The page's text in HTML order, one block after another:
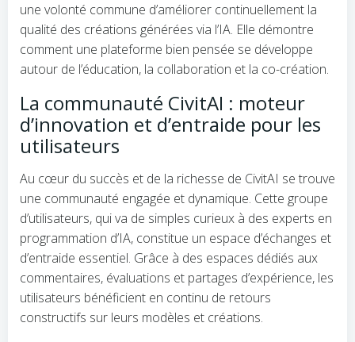
une volonté commune d’améliorer continuellement la
qualité des créations générées via l’IA. Elle démontre
comment une plateforme bien pensée se développe
autour de l’éducation, la collaboration et la co-création.
La communauté CivitAI : moteur
d’innovation et d’entraide pour les
utilisateurs
Au cœur du succès et de la richesse de CivitAI se trouve
une communauté engagée et dynamique. Cette groupe
d’utilisateurs, qui va de simples curieux à des experts en
programmation d’IA, constitue un espace d’échanges et
d’entraide essentiel. Grâce à des espaces dédiés aux
commentaires, évaluations et partages d’expérience, les
utilisateurs bénéficient en continu de retours
constructifs sur leurs modèles et créations.